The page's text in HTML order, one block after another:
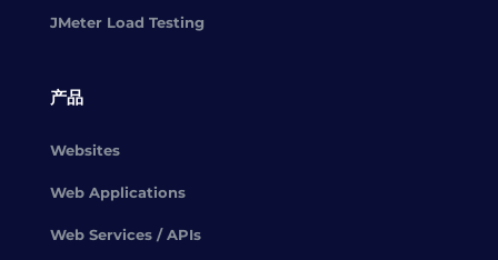
JMeter Load Testing
产品
Websites
Web Applications
Web Services / APIs